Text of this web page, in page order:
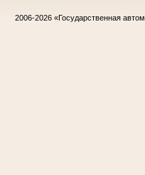
2006-2026 «Государственная